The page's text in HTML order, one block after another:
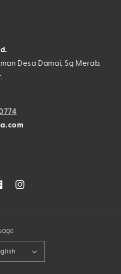
Desa Damai, Sg Merab.
Instagram